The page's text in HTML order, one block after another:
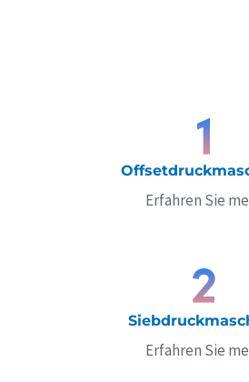
Erfahren Sie
Erfahren Sie